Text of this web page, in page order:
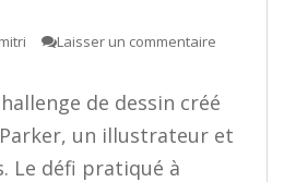
Laisser un commentaire
de dessin créé
Parker, un illustrateur et
Le défi pratiqué à